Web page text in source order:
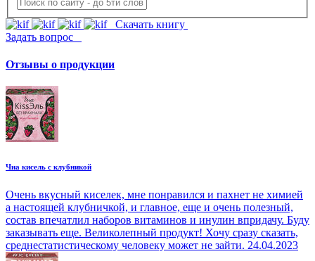
Скачать книгу
Задать вопрос
Отзывы о продукции
Чиа кисель с клубникой
Очень вкусный киселек, мне понравился и пахнет не химией
а настоящей клубничкой, и главное, еще и очень полезный,
состав впечатлил наборов витаминов и инулин впридачу. Буду
заказывать еще. Великолепный продукт! Хочу сразу сказать,
среднестатистическому человеку может не зайти. 24.04.2023